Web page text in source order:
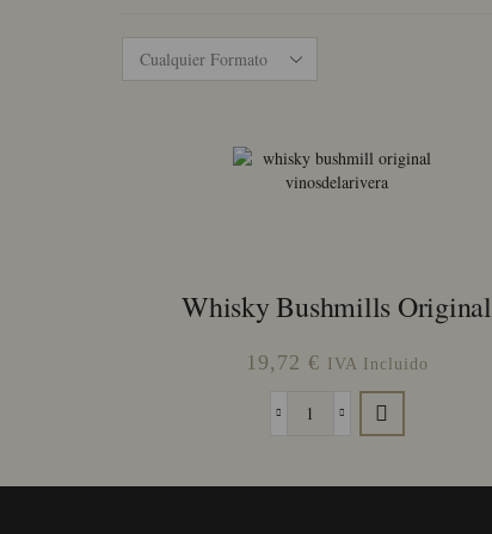
Whisky Bushmills Original
19,72 € IVA Incluido
Whisky